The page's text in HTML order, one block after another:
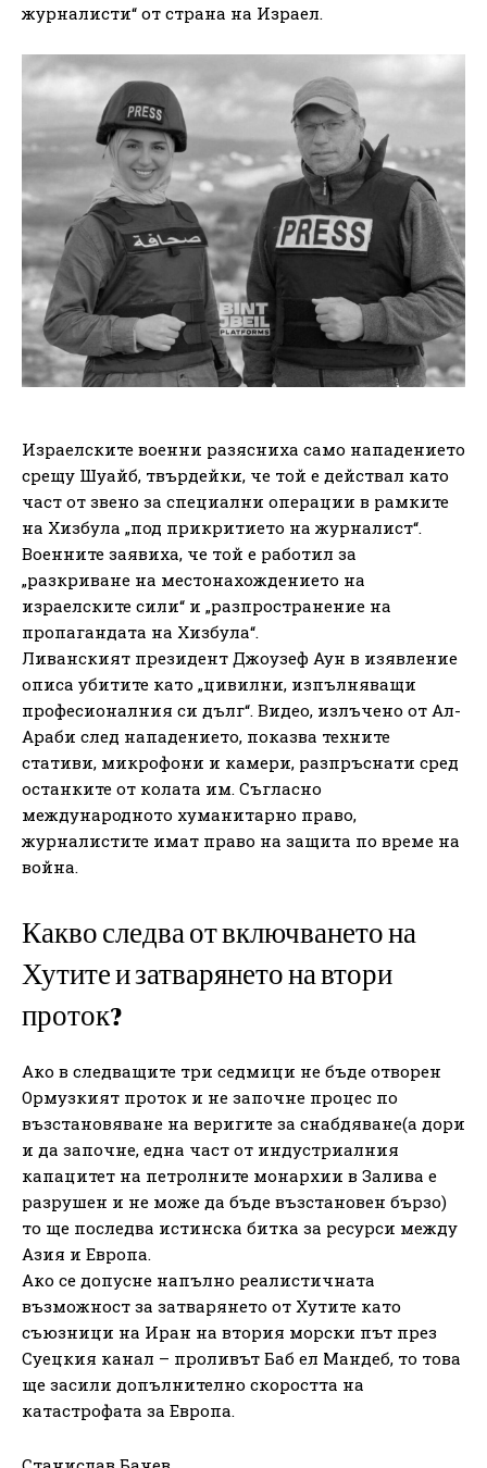
журналисти“ от страна на Израел.
Израелските военни разясниха само нападението
срещу Шуайб, твърдейки, че той е действал като
част от звено за специални операции в рамките
на Хизбула „под прикритието на журналист“.
Военните заявиха, че той е работил за
„разкриване на местонахождението на
израелските сили“ и „разпространение на
пропагандата на Хизбула“.
Ливанският президент Джоузеф Аун в изявление
описа убитите като „цивилни, изпълняващи
професионалния си дълг“. Видео, излъчено от Ал-
Араби след нападението, показва техните
стативи, микрофони и камери, разпръснати сред
останките от колата им. Съгласно
международното хуманитарно право,
журналистите имат право на защита по време на
война.
Какво следва от включването на
Хутите и затварянето на втори
проток?
Ако в следващите три седмици не бъде отворен
Ормузкият проток и не започне процес по
възстановяване на веригите за снабдяване(а дори
и да започне, една част от индустриалния
капацитет на петролните монархии в Залива е
разрушен и не може да бъде възстановен бързо)
то ще последва истинска битка за ресурси между
Азия и Европа.
Ако се допусне напълно реалистичната
възможност за затварянето от Хутите като
съюзници на Иран на втория морски път през
Суецкия канал – проливът Баб ел Мандеб, то това
ще засили допълнително скоростта на
катастрофата за Европа.